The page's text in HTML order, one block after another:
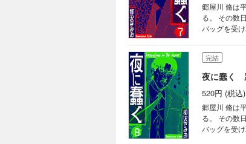
郷屋川 脩は
る。 その数
バッグを受け取った
死んだ――!?
こかに1億円以上の金が眠ってい
第49話 大
完結
夜に蠢く
520円 (税込)
郷屋川 脩は
る。 その数
バッグを受け取った